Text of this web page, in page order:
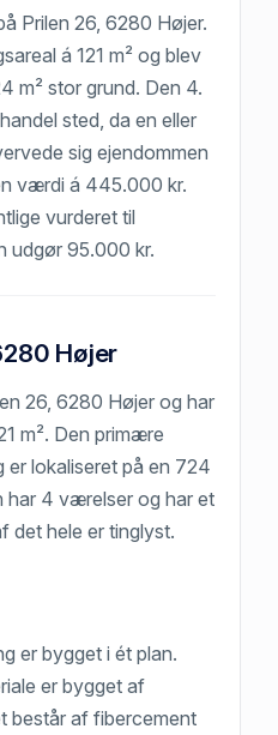
Prilen 26, 6280 Højer.
á 121 m² og blev
m² stor grund. Den 4.
sted, da en eller
sig ejendommen
værdi á 445.000 kr.
vurderet til
udgør 95.000 kr.
Højer
26, 6280 Højer og har
m². Den primære
er lokaliseret på en 724
har 4 værelser og har et
det hele er tinglyst.
er bygget i ét plan.
er bygget af
består af fibercement